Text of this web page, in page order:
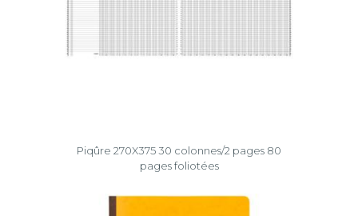
Piqûre 270X375 30 colonnes/2 pages 80
pages foliotées